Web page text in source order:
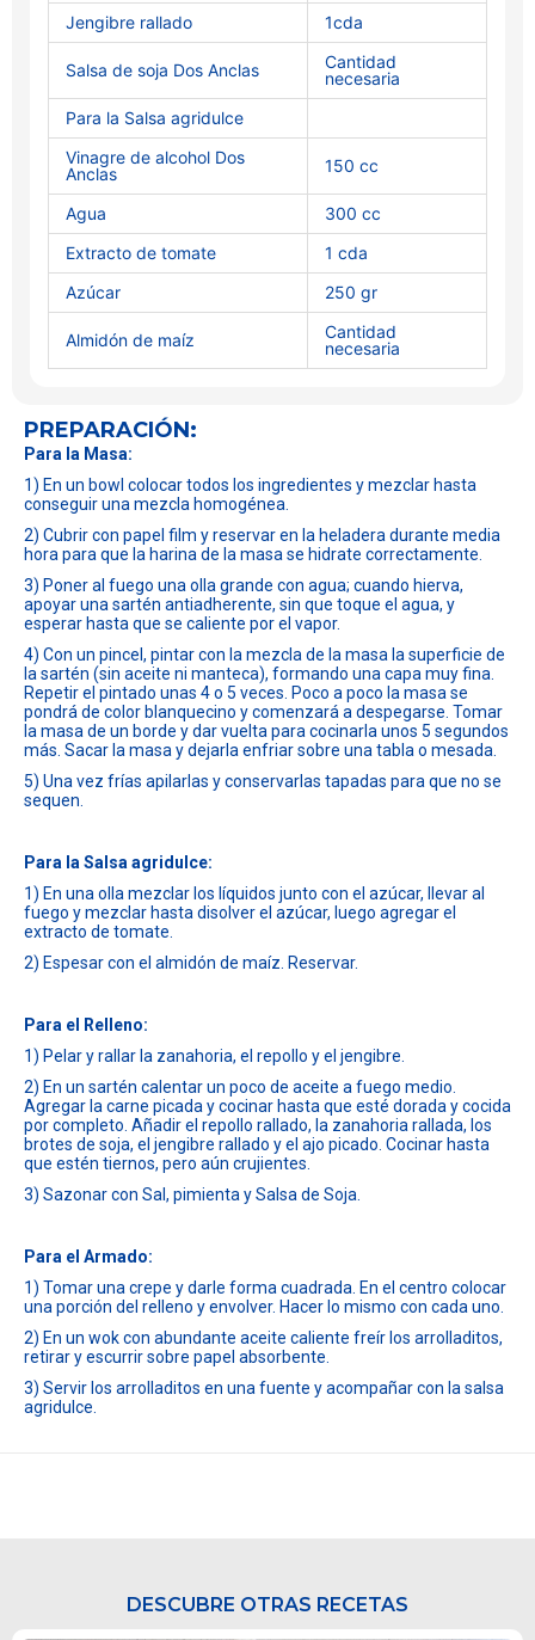
Jengibre rallado 1cda
Salsa de soja Dos Anclas
Cantidad
necesaria
Para la Salsa agridulce
Vinagre de alcohol Dos
Anclas
150 cc
Agua
300 cc
Extracto de tomate
1 cda
Azúcar
250 gr
Almidón de maíz
Cantidad
necesaria
PREPARACIÓN:
Para la Masa:
1) En un bowl colocar todos los ingredientes y mezclar hasta
conseguir una mezcla homogénea.
2) Cubrir con papel film y reservar en la heladera durante media
hora para que la harina de la masa se hidrate correctamente.
3) Poner al fuego una olla grande con agua; cuando hierva,
apoyar una sartén antiadherente, sin que toque el agua, y
esperar hasta que se caliente por el vapor.
4) Con un pincel, pintar con la mezcla de la masa la superficie de
la sartén (sin aceite ni manteca), formando una capa muy fina.
Repetir el pintado unas 4 o 5 veces. Poco a poco la masa se
pondrá de color blanquecino y comenzará a despegarse. Tomar
la masa de un borde y dar vuelta para cocinarla unos 5 segundos
más. Sacar la masa y dejarla enfriar sobre una tabla o mesada.
5) Una vez frías apilarlas y conservarlas tapadas para que no se
sequen.
Para la Salsa agridulce:
1) En una olla mezclar los líquidos junto con el azúcar, llevar al
fuego y mezclar hasta disolver el azúcar, luego agregar el
extracto de tomate.
2) Espesar con el almidón de maíz. Reservar.
Para el Relleno:
1) Pelar y rallar la zanahoria, el repollo y el jengibre.
2) En un sartén calentar un poco de aceite a fuego medio.
Agregar la carne picada y cocinar hasta que esté dorada y cocida
por completo. Añadir el repollo rallado, la zanahoria rallada, los
brotes de soja, el jengibre rallado y el ajo picado. Cocinar hasta
que estén tiernos, pero aún crujientes.
3) Sazonar con Sal, pimienta y Salsa de Soja.
Para el Armado:
1) Tomar una crepe y darle forma cuadrada. En el centro colocar
una porción del relleno y envolver. Hacer lo mismo con cada uno.
2) En un wok con abundante aceite caliente freír los arrolladitos,
retirar y escurrir sobre papel absorbente.
3) Servir los arrolladitos en una fuente y acompañar con la salsa
agridulce.
DESCUBRE OTRAS RECETAS